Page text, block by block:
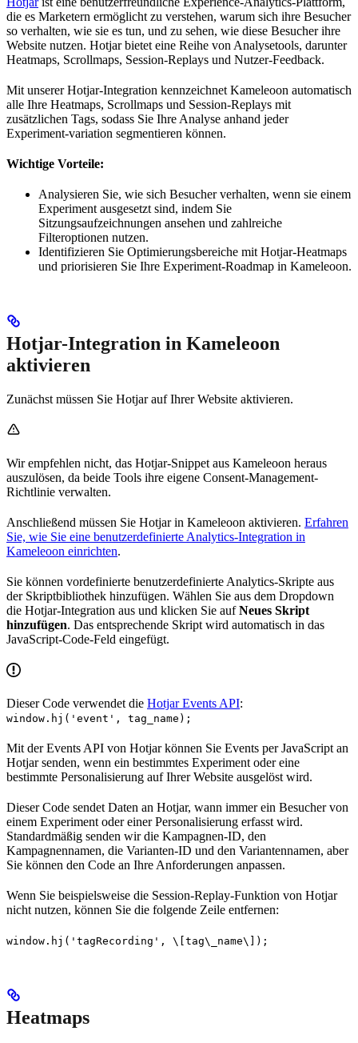
die es Marketern ermöglicht zu verstehen, warum sich ihre Besucher
so verhalten, wie sie es tun, und zu sehen, wie diese Besucher ihre
Website nutzen. Hotjar bietet eine Reihe von Analysetools, darunter
Heatmaps, Scrollmaps, Session-Replays und Nutzer-Feedback.
Mit unserer Hotjar-Integration kennzeichnet Kameleoon automatisch
alle Ihre Heatmaps, Scrollmaps und Session-Replays mit
zusätzlichen Tags, sodass Sie Ihre Analyse anhand jeder
Experiment-variation segmentieren können.
Wichtige Vorteile:
Analysieren Sie, wie sich Besucher verhalten, wenn sie einem
Experiment ausgesetzt sind, indem Sie
Sitzungsaufzeichnungen ansehen und zahlreiche
Filteroptionen nutzen.
Identifizieren Sie Optimierungsbereiche mit Hotjar-Heatmaps
und priorisieren Sie Ihre Experiment-Roadmap in Kameleoon.
Hotjar-Integration in Kameleoon
aktivieren
Zunächst müssen Sie Hotjar auf Ihrer Website aktivieren.
Wir empfehlen nicht, das Hotjar-Snippet aus Kameleoon heraus
auszulösen, da beide Tools ihre eigene Consent-Management-
Richtlinie verwalten.
Anschließend müssen Sie Hotjar in Kameleoon aktivieren. Erfahren
Sie, wie Sie eine benutzerdefinierte Analytics-Integration in
Kameleoon einrichten.
Sie können vordefinierte benutzerdefinierte Analytics-Skripte aus
der Skriptbibliothek hinzufügen. Wählen Sie aus dem Dropdown
die Hotjar-Integration aus und klicken Sie aufNeues Skript
hinzufügen. Das entsprechende Skript wird automatisch in das
JavaScript-Code-Feld eingefügt.
Dieser Code verwendet die Hotjar Events API:
window.hj('event', tag_name);
Mit der Events API von Hotjar können Sie Events per JavaScript an
Hotjar senden, wenn ein bestimmtes Experiment oder eine
bestimmte Personalisierung auf Ihrer Website ausgelöst wird.
Dieser Code sendet Daten an Hotjar, wann immer ein Besucher von
einem Experiment oder einer Personalisierung erfasst wird.
Standardmäßig senden wir die Kampagnen-ID, den
Kampagnennamen, die Varianten-ID und den Variantennamen, aber
Sie können den Code an Ihre Anforderungen anpassen.
Wenn Sie beispielsweise die Session-Replay-Funktion von Hotjar
nicht nutzen, können Sie die folgende Zeile entfernen:
window.hj('tagRecording', \[tag\_name\]);
Heatmaps